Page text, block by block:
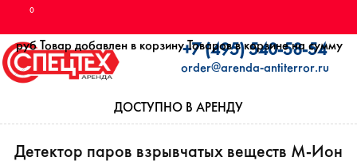
0
руб Товар добавлен в корзину Товаров в корзине на сумму
+7 (495) 540-58-54
order@arenda-antiterror.ru
ДОСТУПНО В АРЕНДУ
Детектор паров взрывчатых веществ М-Ион